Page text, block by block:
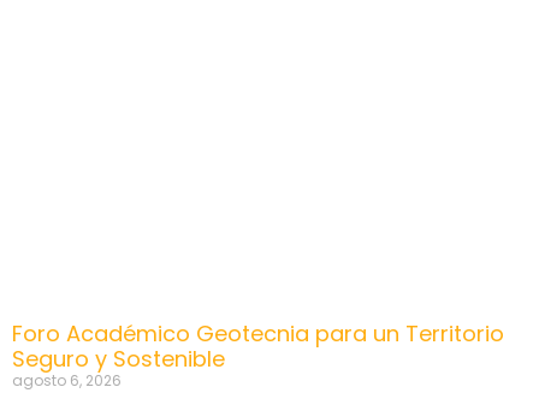
Foro Académico Geotecnia para un Territorio
Seguro y Sostenible
agosto 6, 2026